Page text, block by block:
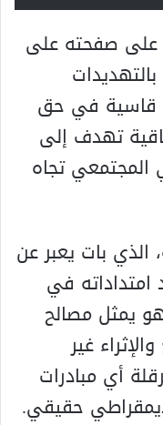
على صفحته على
قاسية في حق
تهدف إلى
تجاه
الذي بات يعبر عن
في
يمثل مصالح
غير
أي مبادرات
حقيقي.